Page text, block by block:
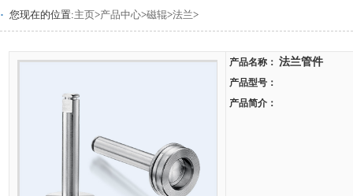
· 您现在的位置:主页>产品中心>磁辊>法兰>
产品名称： 法兰管件
产品型号：
产品简介：